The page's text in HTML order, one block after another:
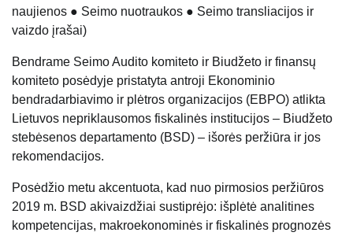
naujienos ● Seimo nuotraukos ● Seimo transliacijos ir
vaizdo įrašai)
Bendrame Seimo Audito komiteto ir Biudžeto ir finansų
komiteto posėdyje pristatyta antroji Ekonominio
bendradarbiavimo ir plėtros organizacijos (EBPO) atlikta
Lietuvos nepriklausomos fiskalinės institucijos – Biudžeto
stebėsenos departamento (BSD) – išorės peržiūra ir jos
rekomendacijos.
Posėdžio metu akcentuota, kad nuo pirmosios peržiūros
2019 m. BSD akivaizdžiai sustiprėjo: išplėtė analitines
kompetencijas, makroekonominės ir fiskalinės prognozės